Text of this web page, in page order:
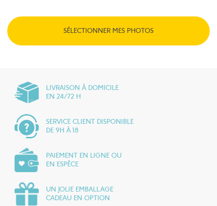
SÉLECTIONNER MES PHOTOS
LIVRAISON À DOMICILE
EN 24/72 H
SERVICE CLIENT DISPONIBLE
DE 9H À 18
PAIEMENT EN LIGNE OU
EN ESPÈCE
UN JOLIE EMBALLAGE
CADEAU EN OPTION